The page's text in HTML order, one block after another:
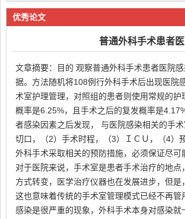
优秀论文
普通外科手术患者
文章摘要：目的 观察普通外科手术患者医院
据。方法随机将108例行外科手术后出现医院
术室护理管理，对照组的患者则使用常规的
概率是6.25%，且手术之后的复发概率是
者感染因素之后发现， 与医院感染相关的手
切口，（2）手术时程，（3）ＩＣＵ，（4）
外科手术采取相关的预防措施，必须保证尽
对于医院来说，手术室是患者手术治疗的地
方式转变，医学治疗仪器也在发展进步，但
这也意味着传统的手术室管理模式已经不再
感染是很严重的现象，外科手术本身对感染